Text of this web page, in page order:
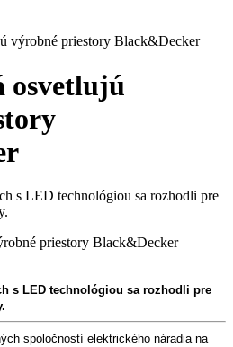
výrobné priestory Black&Decker
osvetlujú
s LED technológiou sa rozhodli pre
s LED technológiou sa rozhodli pre
spoločností elektrického náradia na